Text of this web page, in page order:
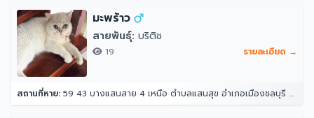
มะพร้าว
สายพันธุ์: บริติช
19 รายละเอียด →
สถานที่หาย: 59 43 บางแสนสาย 4 เหนือ ตำบลแสนสุข อำเภอเมืองชลบุรี ชลบุรี 20130